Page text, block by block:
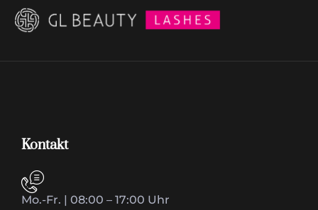
Kontakt
Mo.-Fr. | 08:00 – 17:00 Uhr